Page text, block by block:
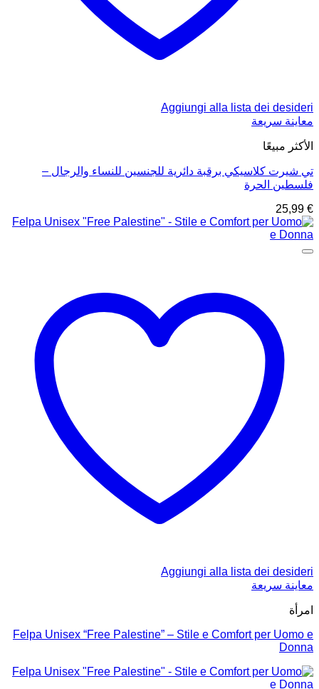
Aggiungi alla lista dei desideri
معاينة سريعة
الأكثر مبيعًا
تي شيرت كلاسيكي برقبة دائرية للجنسين للنساء والرجال –
فلسطين الحرة
25,99 €
Aggiungi alla lista dei desideri
معاينة سريعة
امرأة
Felpa Unisex “Free Palestine” – Stile e Comfort per Uomo e
Donna